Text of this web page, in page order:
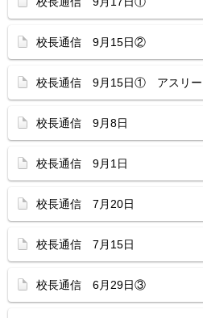
校長通信 9月15日②
校長通信 9月15日① アスリー
校長通信 9月8日
校長通信 9月1日
校長通信 7月20日
校長通信 7月15日
校長通信 6月29日③